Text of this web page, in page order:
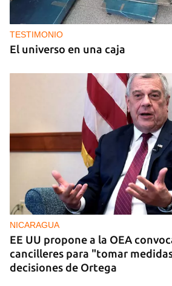
TESTIMONIO
El universo en una caja
NICARAGUA
EE UU propone a la OEA
cancilleres para "tomar
decisiones de Ortega